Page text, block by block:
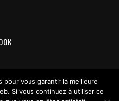
pour vous garantir la meilleure
Si vous continuez à utiliser ce